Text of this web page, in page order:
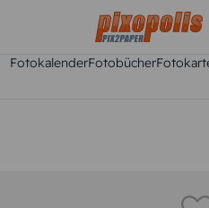
FotokalenderFotobücher